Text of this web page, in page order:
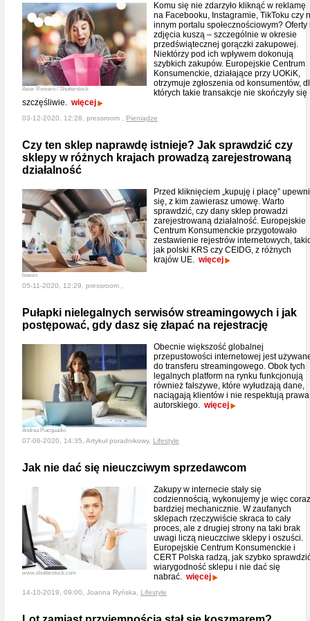
Asier Romero / Shutterstock
Komu się nie zdarzyło kliknąć w reklamę
na Facebooku, Instagramie, TikToku czy
innym portalu społecznościowym? Oferty
zdjęcia kuszą – szczególnie w okresie
przedświątecznej gorączki zakupowej.
Niektórzy pod ich wpływem dokonują
szybkich zakupów. Europejskie Centrum
Konsumenckie, działające przy UOKiK,
otrzymuje zgłoszenia od konsumentów,
których takie transakcje nie skończyły się
szczęśliwie. więcej
03-12-2020, 12:28, pressroom , Pieniądze
Czy ten sklep naprawdę istnieje? Jak sprawdzić czy
sklepy w różnych krajach prowadzą zarejestrowaną
działalność
bnenin
Przed kliknięciem „kupuję i płacę”
się, z kim zawierasz umowę. Warto
sprawdzić, czy dany sklep prowadzi
zarejestrowaną działalność. Europejskie
Centrum Konsumenckie przygotowało
zestawienie rejestrów internetowych,
jak polski KRS czy CEIDG, z różnych
krajów UE. więcej
05-11-2020, 12:29, pressroom ,
Pułapki nielegalnych serwisów streamingowych i jak
postępować, gdy dasz się złapać na rejestrację
Andrea Piacquadio
Obecnie większość globalnej
przepustowości internetowej jest
do transferu streamingowego. Obok tych
legalnych platform na rynku funkcjonują
również fałszywe, które wyłudzają dane,
naciągają klientów i nie respektują prawa
autorskiego. więcej
07-06-2020, 14:35, Artykuł poradnikowy, Lifestyle
Jak nie dać się nieuczciwym sprzedawcom
www.shutterstock.com
Zakupy w internecie stały się
codziennością, wykonujemy je więc coraz
bardziej mechanicznie. W zaufanych
sklepach rzeczywiście skraca to cały
proces, ale z drugiej strony na taki brak
uwagi liczą nieuczciwe sklepy i oszuści.
Europejskie Centrum Konsumenckie i
CERT Polska radzą, jak szybko
wiarygodność sklepu i nie dać się
nabrać. więcej
14-10-2019, 09:00, Joanna Ryńska, Lifestyle